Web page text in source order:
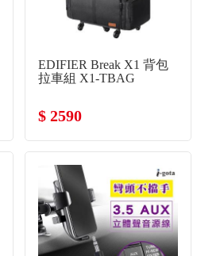
EDIFIER Break X1 背包
拉車組 X1-TBAG
$ 2590